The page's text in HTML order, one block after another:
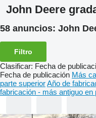
John Deere
58 anuncios: John
Filtro
Clasificar: Fecha de
Fecha de publicación Más
parte superiorAño de
fabricación - más antiguo en